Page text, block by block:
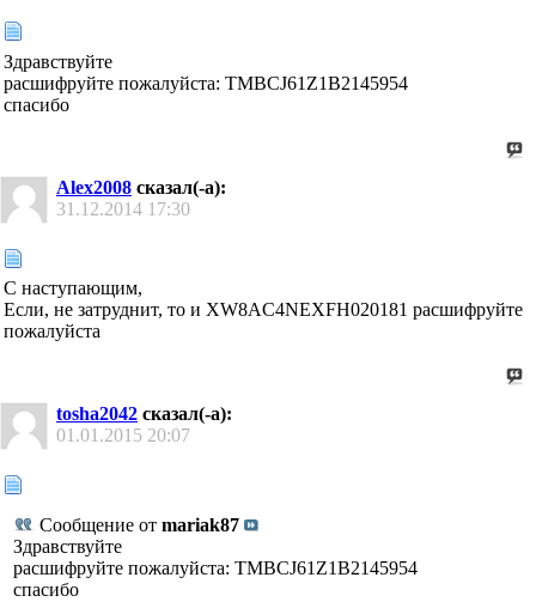
Здравствуйте
расшифруйте пожалуйста: TMBCJ61Z1B2145954
спасибо
Alex2008 сказал(-а):
31.12.2014 17:30
С наступающим,
Если, не затруднит, то и XW8AC4NEXFH020181 расшифруйте
пожалуйста
tosha2042 сказал(-а):
01.01.2015 20:07
Сообщение от mariak87
Здравствуйте
расшифруйте пожалуйста: TMBCJ61Z1B2145954
спасибо